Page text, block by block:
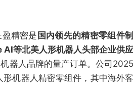
精密是 国内领先的精密零组件制
AI等北美人形机器人头部企业供应
器人品牌的量产订单。公司2025
机器人精密零组件，其中海外客